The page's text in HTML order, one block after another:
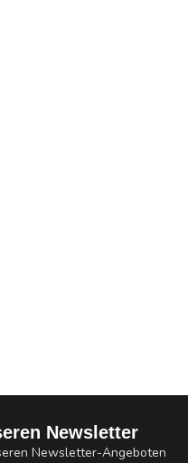
Newsletter
Newsletter-Angeboten